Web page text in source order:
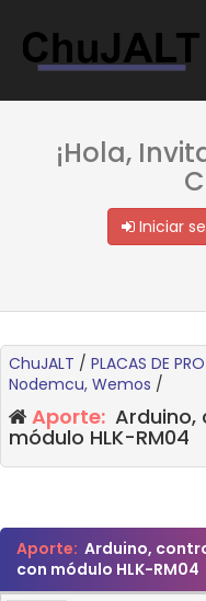
¡Hola,
Iniciar
ChuJALT / PLACAS DE
Nodemcu, Wemos /
Aporte: Arduino,
módulo HLK-RM04
Aporte: Arduino,
con módulo HLK-RM04